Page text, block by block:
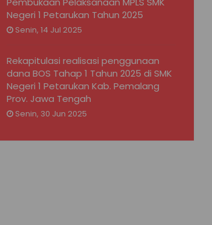
Negeri 1 Petarukan Tahun 2025
Senin, 14 Jul 2025
Rekapitulasi realisasi penggunaan
dana BOS Tahap 1 Tahun 2025 di SMK
Negeri 1 Petarukan Kab. Pemalang
Prov. Jawa Tengah
Senin, 30 Jun 2025